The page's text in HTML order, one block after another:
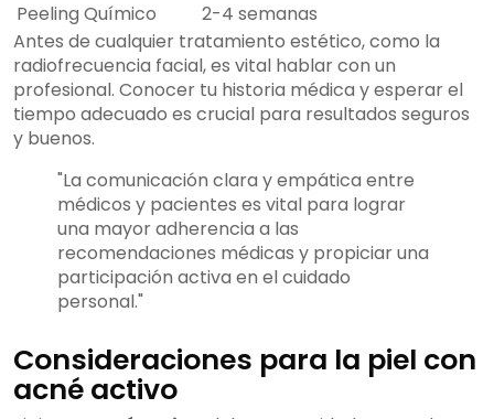
Peeling Químico
2-4 semanas
Antes de cualquier tratamiento estético, como la
radiofrecuencia facial, es vital hablar con un
profesional. Conocer tu historia médica y esperar el
tiempo adecuado es crucial para resultados seguros
y buenos.
"La comunicación clara y empática entre
médicos y pacientes es vital para lograr
una mayor adherencia a las
recomendaciones médicas y propiciar una
participación activa en el cuidado
personal."
Consideraciones para la piel con
acné activo